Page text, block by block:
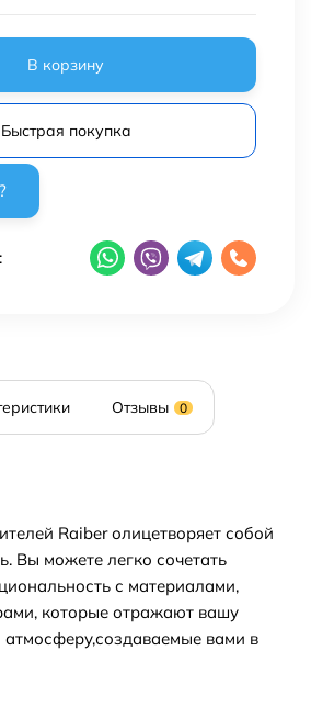
В корзину
Быстрая покупка
Отзывы 0
Raiber олицетворяет собой
Вы можете легко сочетать
с материалами,
которые отражают вашу
атмосферу,создаваемые вами в